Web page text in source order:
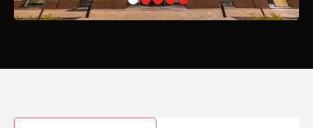
Гастрономическое Разнообразие